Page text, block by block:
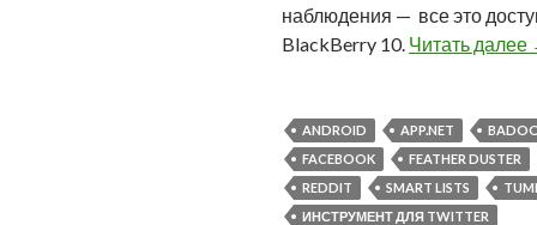
наблюдения — все это
BlackBerry 10. Читать далее
ANDROID APP.NET
FACEBOOK
FEATHER DUSTER
REDDIT
SMART LISTS
ИНСТРУМЕНТ ДЛЯ TWITTER